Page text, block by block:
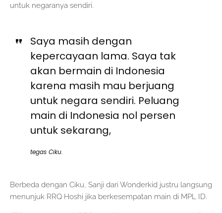
untuk negaranya sendiri.
Saya masih dengan
kepercayaan lama. Saya tak
akan bermain di Indonesia
karena masih mau berjuang
untuk negara sendiri. Peluang
main di Indonesia nol persen
untuk sekarang,
tegas Ciku.
Berbeda dengan Ciku, Sanji dari Wonderkid justru langsung
menunjuk RRQ Hoshi jika berkesempatan main di MPL ID.